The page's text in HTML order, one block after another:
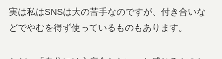
実は私はSNSは大の苦手なのですが、付き合いな
どでやむを得ず使っているものもあります。